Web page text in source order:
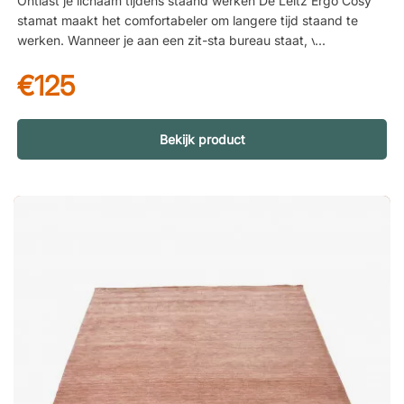
werkdag. Perfecte aanvulling op je in hoogte verstelbaar
bureau. Lichtgewicht en eenvoudig op te bergen – met
handgreep. Verlicht voeten, benen en rug voor een blijer
stamat maakt het comfortabeler om langere tijd staand te
werken. Wanneer je aan een zit-sta bureau staat, vermindert
kunt concentreren op je werk in plaats van op vermoeidheid.
Een zachter oppervlak dat je in beweging houdt De
dempende schuimkern zorgt voor een licht verend oppervlak
dat kleine, natuurlijke bewegingen stimuleert. Dit helpt de
bloedsomloop op gang te houden en voorkomt dat je stijf
dagelijks gebruik De mat is gemaakt van sterk schuim en
bevordert en de bloedcirculatie verbetert. Gemaakt van
duurzaam schuim dat bestand is tegen frequent gebruik.
Gemaakt van duurzame materialen. Bevordert een gezonde
houding. Perfecte aanvulling op in hoogte verstelbare
bureaus.
€125
Bekijk product